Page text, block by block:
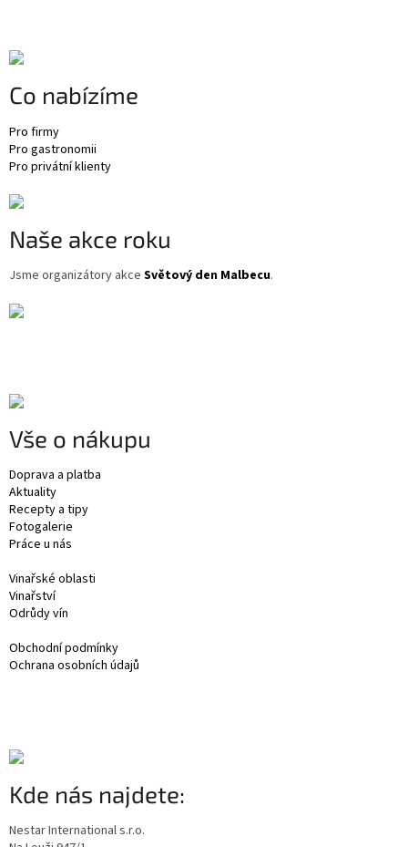
Co nabízíme
Pro firmy
Pro gastronomii
Pro privátní klienty
Naše akce roku
Jsme organizátory akce Světový den Malbecu.
Vše o nákupu
Doprava a platba
Aktuality
Recepty a tipy
Fotogalerie
Práce u nás
Vinařské oblasti
Vinařství
Odrůdy vín
Obchodní podmínky
Ochrana osobních údajů
Kde nás najdete:
Nestar International s.r.o.